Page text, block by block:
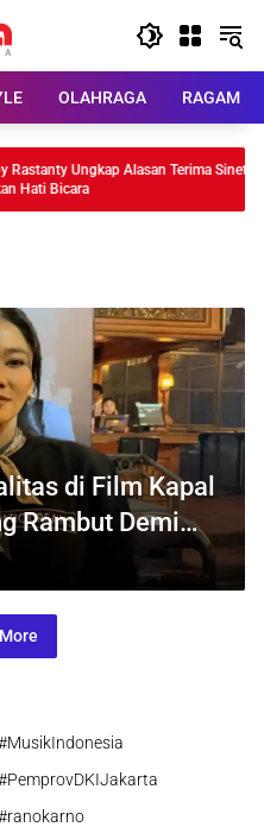
OLAHRAGA RAGAM
Ungkap Alasan Terima Sinetron
Bicara
di Film Kapal
Rambut Demi
80-an